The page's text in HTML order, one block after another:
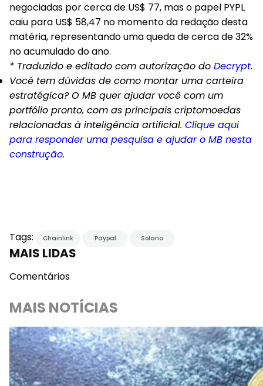
negociadas por cerca de US$ 77, mas o papel PYPL
caiu para US$ 58,47 no momento da redação desta
matéria, representando uma queda de cerca de 32%
no acumulado do ano.
* Traduzido e editado com autorização do Decrypt.
Você tem dúvidas de como montar uma carteira
estratégica? O MB quer ajudar você com um
portfólio pronto, com as principais criptomoedas
relacionadas à inteligência artificial. Clique aqui
para responder uma pesquisa e ajudar o MB nesta
construção.
Tags: Chainlink Paypal Solana
MAIS LIDAS
Comentários
MAIS NOTÍCIAS